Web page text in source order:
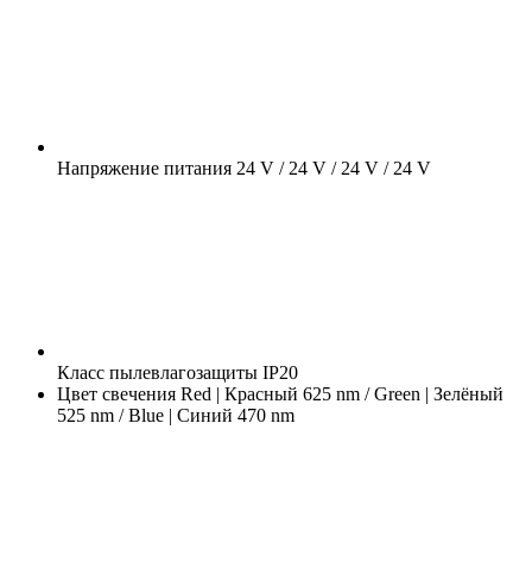
Напряжение питания 24 V / 24 V / 24 V / 24 V
Класс пылевлагозащиты IP20
Цвет свечения Red | Красный 625 nm / Green | Зелёный
525 nm / Blue | Синий 470 nm